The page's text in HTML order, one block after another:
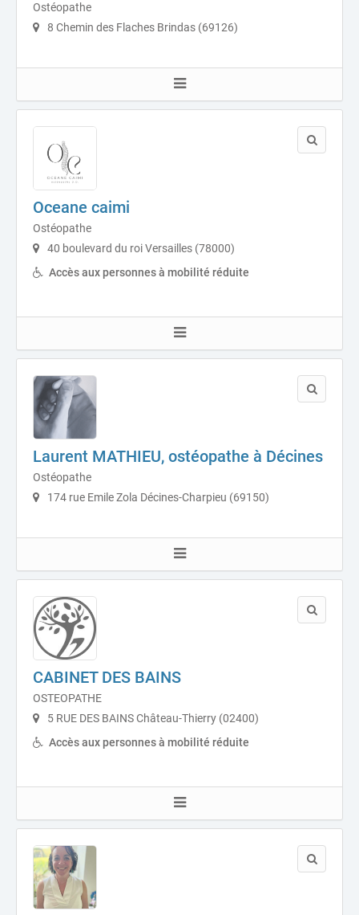
Ostéopathe
8 Chemin des Flaches Brindas (69126)
Oceane caimi
Ostéopathe
40 boulevard du roi Versailles (78000)
Accès aux personnes à mobilité réduite
Laurent MATHIEU, ostéopathe à Décines
Ostéopathe
174 rue Emile Zola Décines-Charpieu (69150)
CABINET DES BAINS
OSTEOPATHE
5 RUE DES BAINS Château-Thierry (02400)
Accès aux personnes à mobilité réduite